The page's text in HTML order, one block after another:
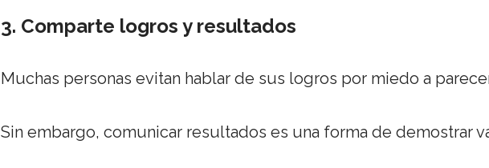
3. Comparte logros y resultados
Muchas personas evitan hablar de sus logros por miedo a
Sin embargo, comunicar resultados es una forma de demostrar